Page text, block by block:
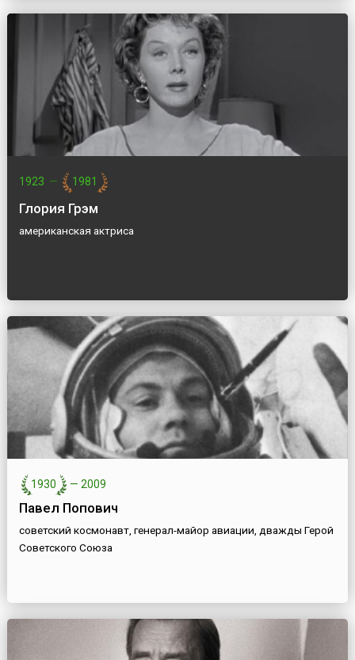
1923 — 1981
Глория Грэм
американская актриса
1930 — 2009
Павел Попович
советский космонавт, генерал-майор авиации, дважды Герой
Советского Союза